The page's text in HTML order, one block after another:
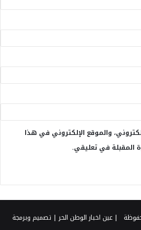
والموقع الإلكتروني في هذا
المقبلة في تعليقي.
عين اخبار الوطن الحر| تصميم وبرمجة